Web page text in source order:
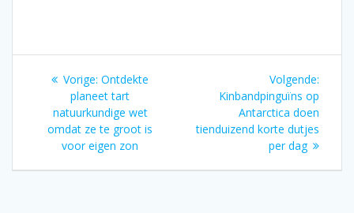
Bericht
navigatie
Vorige: Vorig
bericht:
Ontdekte
planeet tart
natuurkundige wet
omdat ze te groot is
voor eigen zon
Volgende:
Kinbandpinguïns op
Antarctica doen
tienduizend korte dutjes
per dag